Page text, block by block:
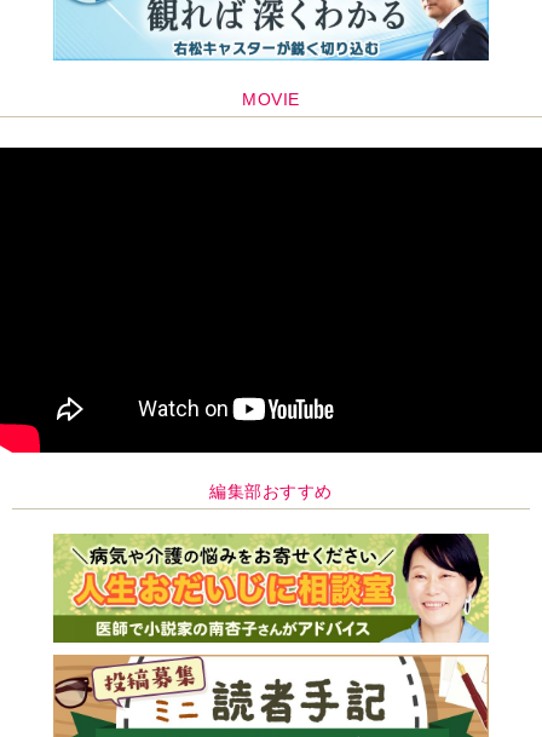
MOVIE
編集部おすすめ